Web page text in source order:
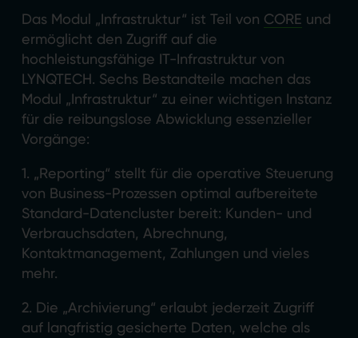
Das Modul „Infrastruktur“ ist Teil von CORE und
ermöglicht den Zugriff auf die
hochleistungsfähige IT-Infrastruktur von
LYNQTECH. Sechs Bestandteile machen das
Modul „Infrastruktur“ zu einer wichtigen Instanz
für die reibungslose Abwicklung essenzieller
Vorgänge:
1. „Reporting“ stellt für die operative Steuerung
von Business-Prozessen optimal aufbereitete
Standard-Datencluster bereit: Kunden- und
Verbrauchsdaten, Abrechnung,
Kontaktmanagement, Zahlungen und vieles
mehr.
2. Die „Archivierung“ erlaubt jederzeit Zugriff
auf langfristig gesicherte Daten, welche als